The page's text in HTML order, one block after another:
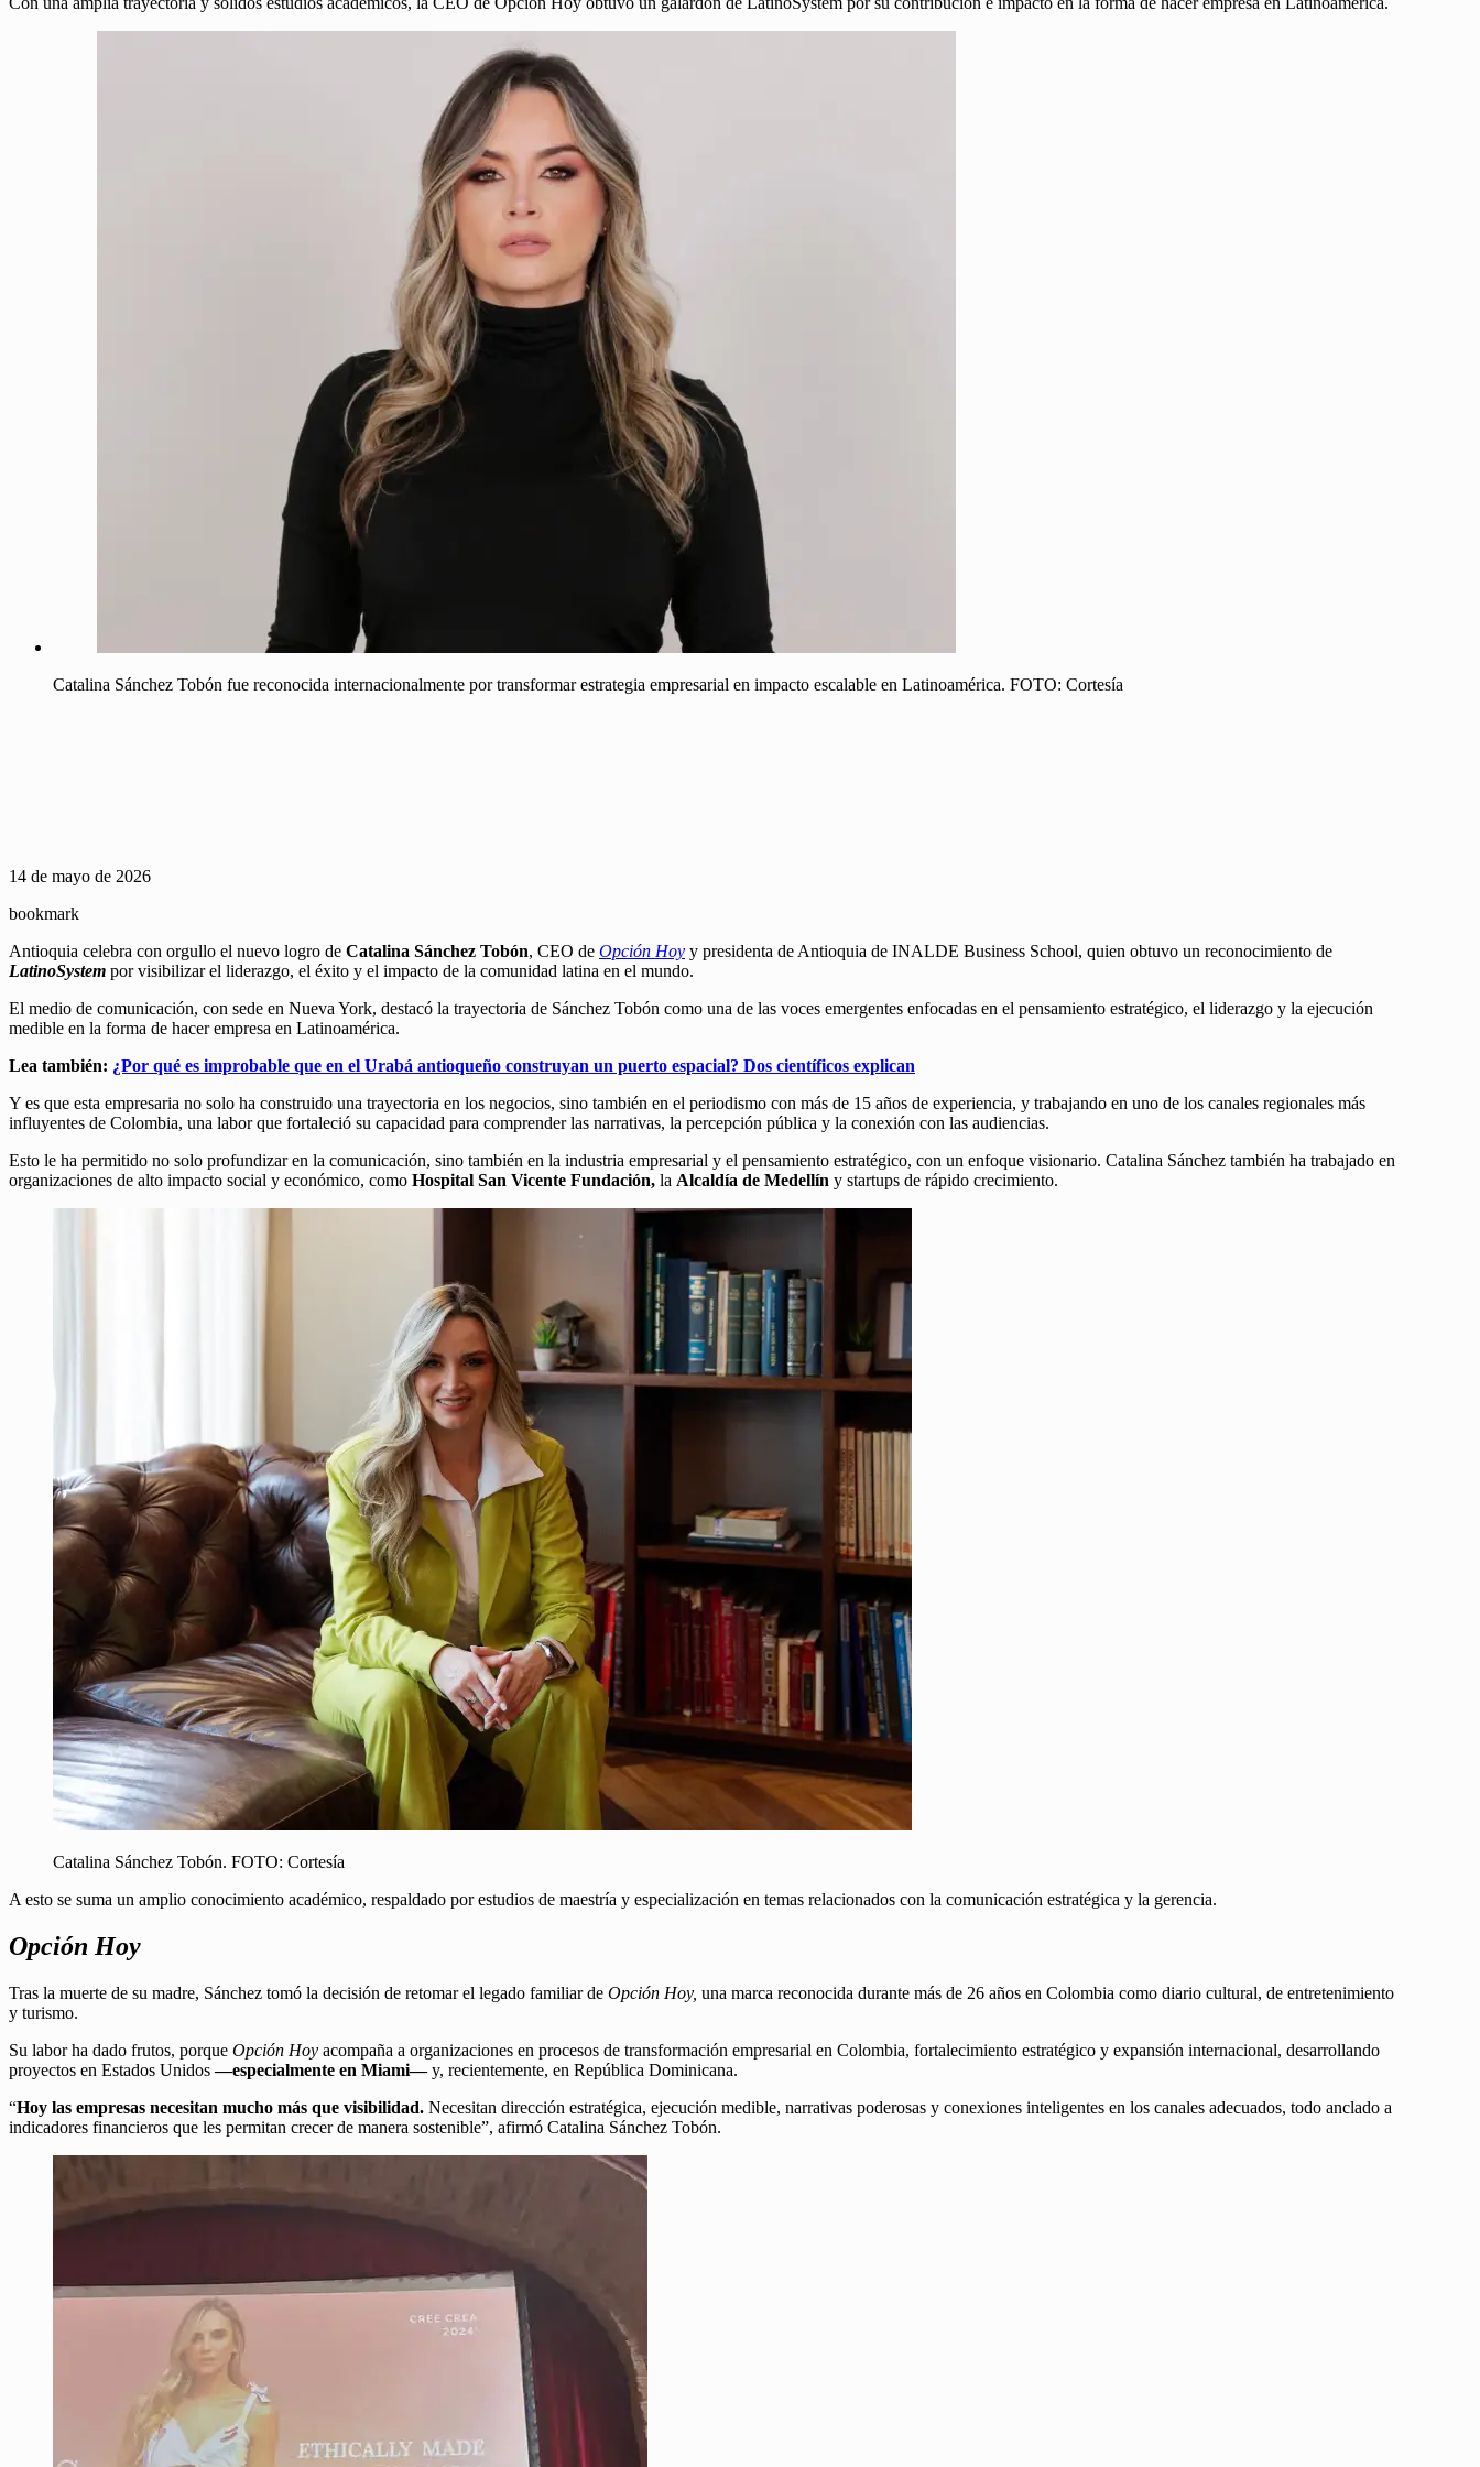
Catalina Sánchez Tobón fue reconocida internacionalmente por transformar estrategia empresarial en impacto escalable en Latinoamérica. FOTO: Cortesía
14 de mayo de 2026
bookmark
Antioquia celebra con orgullo el nuevo logro de Catalina Sánchez Tobón, CEO de Opción Hoy y presidenta de Antioquia de INALDE Business School, quien obtuvo un reconocimiento de
LatinoSystem por visibilizar el liderazgo, el éxito y el impacto de la comunidad latina en el mundo.
El medio de comunicación, con sede en Nueva York, destacó la trayectoria de Sánchez Tobón como una de las voces emergentes enfocadas en el pensamiento estratégico, el liderazgo y la ejecución
medible en la forma de hacer empresa en Latinoamérica.
Lea también: ¿Por qué es improbable que en el Urabá antioqueño construyan un puerto espacial? Dos científicos explican
Y es que esta empresaria no solo ha construido una trayectoria en los negocios, sino también en el periodismo con más de 15 años de experiencia, y trabajando en uno de los canales regionales más
influyentes de Colombia, una labor que fortaleció su capacidad para comprender las narrativas, la percepción pública y la conexión con las audiencias.
Esto le ha permitido no solo profundizar en la comunicación, sino también en la industria empresarial y el pensamiento estratégico, con un enfoque visionario. Catalina Sánchez también ha trabajado en
organizaciones de alto impacto social y económico, como Hospital San Vicente Fundación, la Alcaldía de Medellín y startups de rápido crecimiento.
Catalina Sánchez Tobón. FOTO: Cortesía
A esto se suma un amplio conocimiento académico, respaldado por estudios de maestría y especialización en temas relacionados con la comunicación estratégica y la gerencia.
Opción Hoy
Tras la muerte de su madre, Sánchez tomó la decisión de retomar el legado familiar de Opción Hoy, una marca reconocida durante más de 26 años en Colombia como diario cultural, de entretenimiento
y turismo.
Su labor ha dado frutos, porque Opción Hoy acompaña a organizaciones en procesos de transformación empresarial en Colombia, fortalecimiento estratégico y expansión internacional, desarrollando
proyectos en Estados Unidos—especialmente en Miami—y, recientemente, en República Dominicana.
“Hoy las empresas necesitan mucho más que visibilidad. Necesitan dirección estratégica, ejecución medible, narrativas poderosas y conexiones inteligentes en los canales adecuados, todo anclado a
indicadores financieros que les permitan crecer de manera sostenible”, afirmó Catalina Sánchez Tobón.